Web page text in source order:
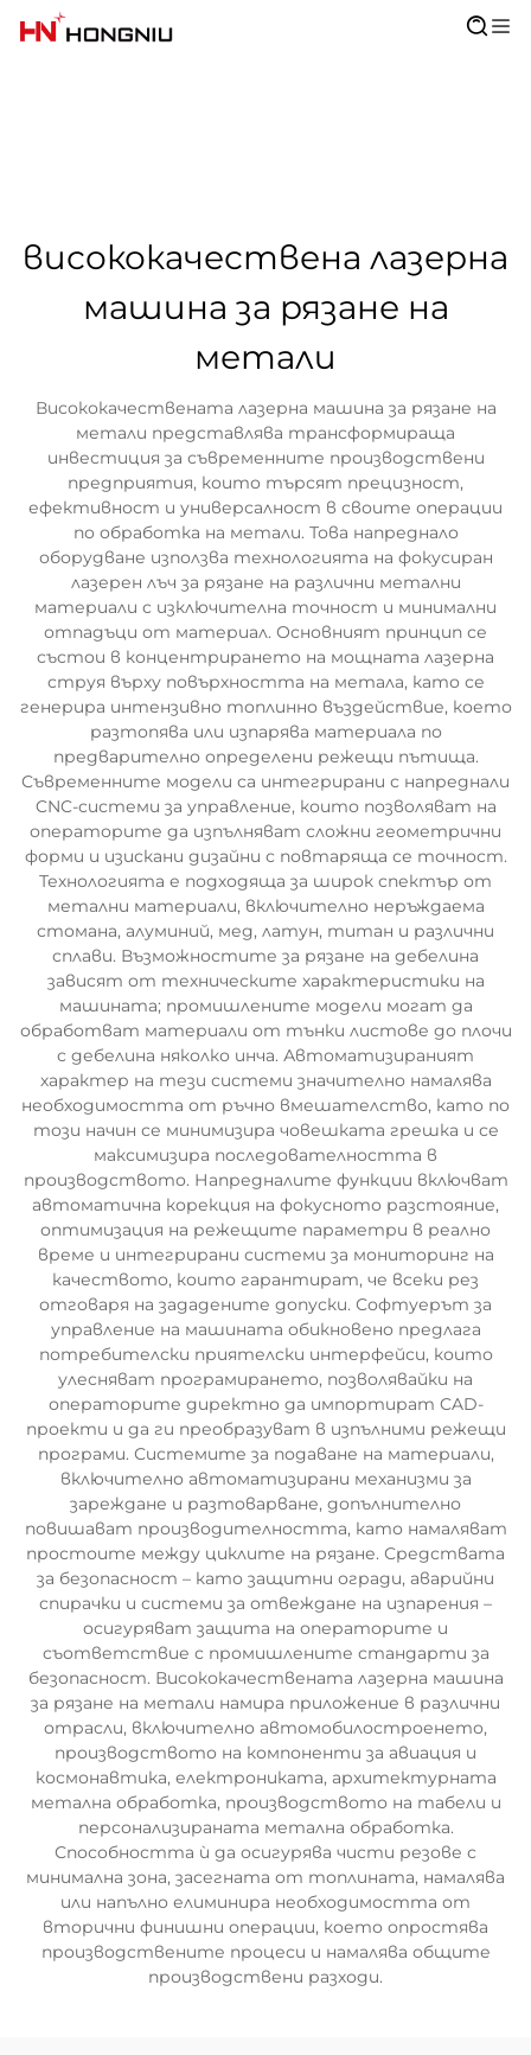
висококачествена лазерна
машина за рязане на
метали
Висококачествената лазерна машина за рязане на
метали представлява трансформираща
инвестиция за съвременните производствени
предприятия, които търсят прецизност,
ефективност и универсалност в своите операции
по обработка на метали. Това напреднало
оборудване използва технологията на фокусиран
лазерен лъч за рязане на различни метални
материали с изключителна точност и минимални
отпадъци от материал. Основният принцип се
състои в концентрирането на мощната лазерна
струя върху повърхността на метала, като се
генерира интензивно топлинно въздействие, което
разтопява или изпарява материала по
предварително определени режещи пътища.
Съвременните модели са интегрирани с напреднали
CNC-системи за управление, които позволяват на
операторите да изпълняват сложни геометрични
форми и изискани дизайни с повтаряща се точност.
Технологията е подходяща за широк спектър от
метални материали, включително неръждаема
стомана, алуминий, мед, латун, титан и различни
сплави. Възможностите за рязане на дебелина
зависят от техническите характеристики на
машината; промишлените модели могат да
обработват материали от тънки листове до плочи
с дебелина няколко инча. Автоматизираният
характер на тези системи значително намалява
необходимостта от ръчно вмешателство, като по
този начин се минимизира човешката грешка и се
максимизира последователността в
производството. Напредналите функции включват
автоматична корекция на фокусното разстояние,
оптимизация на режещите параметри в реално
време и интегрирани системи за мониторинг на
качеството, които гарантират, че всеки рез
отговаря на зададените допуски. Софтуерът за
управление на машината обикновено предлага
потребителски приятелски интерфейси, които
улесняват програмирането, позволявайки на
операторите директно да импортират CAD-
проекти и да ги преобразуват в изпълними режещи
програми. Системите за подаване на материали,
включително автоматизирани механизми за
зареждане и разтоварване, допълнително
повишават производителността, като намаляват
простоите между циклите на рязане. Средствата
за безопасност – като защитни огради, аварийни
спирачки и системи за отвеждане на изпарения –
осигуряват защита на операторите и
съответствие с промишлените стандарти за
безопасност. Висококачествената лазерна машина
за рязане на метали намира приложение в различни
отрасли, включително автомобилостроенето,
производството на компоненти за авиация и
космонавтика, електрониката, архитектурната
метална обработка, производството на табели и
персонализираната метална обработка.
Способността ѝ да осигурява чисти резове с
минимална зона, засегната от топлината, намалява
или напълно елиминира необходимостта от
вторични финишни операции, което опростява
производствените процеси и намалява общите
производствени разходи.